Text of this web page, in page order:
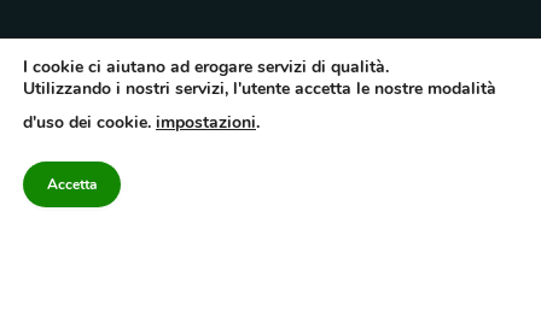
Quotidiano dell’Irpinia, a diffusione regionale. Reg. Trib. di Avellino n.7/12 del
10/9/2012. Iscritto nel Registro Operatori di Comunicazione al n.7671
Avellino – Cap.Soc. 20.000 € – REA 187346 – PI/CF. Reg. naz. stampa 10218/99
I cookie ci aiutano ad erogare servizi di qualità.
Utilizzando i nostri servizi, l'utente accetta le nostre modalità
d'uso dei cookie. impostazioni.
Accetta